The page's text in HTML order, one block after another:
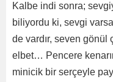
Kalbe indi sonra;
biliyordu ki, sevgi
de vardır, seven
elbet… Pencere
minicik bir serçeyle